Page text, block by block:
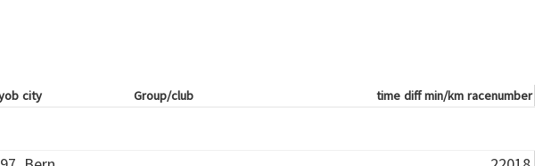
city Group/club time diff min/km racenumber